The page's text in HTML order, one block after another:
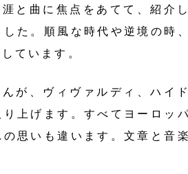
と曲に焦点をあてて、紹介
た。順風な時代や逆境の時
ています。
が、ヴィヴァルディ、ハイ
上げます。すべてヨーロッ
思いも違います。文章と音